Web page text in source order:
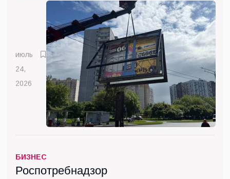
рекламы демонтировали в
Люберцах с начала года
июль
24,
2026
БИЗНЕС
Роспотребнадзор